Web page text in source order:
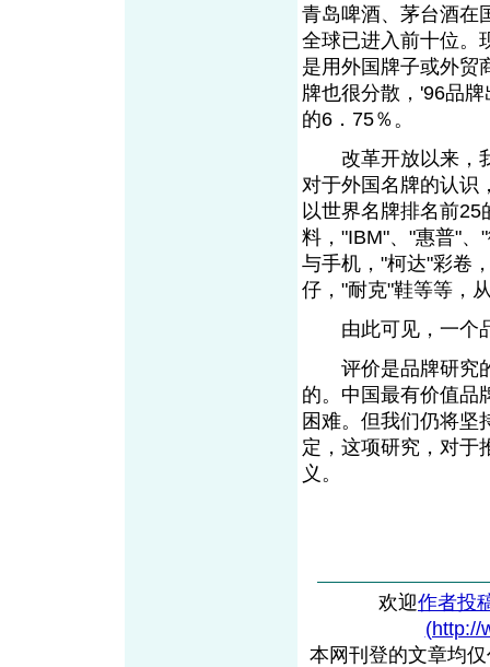
青岛啤酒、茅台酒在
全球已进入前十位。
是用外国牌子或外贸
牌也很分散，'96品
的6．75％。
改革开放以来，我
对于外国名牌的认识
以世界名牌排名前25
料，"IBM"、"惠普"、
与手机，"柯达"彩卷
仔，"耐克"鞋等等，
由此可见，一个品
评价是品牌研究的
的。中国最有价值品
困难。但我们仍将坚
定，这项研究，对于
义。
欢迎作者投
(http://
本网刊登的文章均